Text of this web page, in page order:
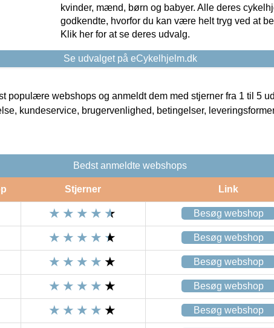
kvinder, mænd, børn og babyer. Alle deres
godkendte, hvorfor du kan være helt tryg ved at
Klik her for at se deres udvalg.
Se udvalget på eCykelhjelm.dk
populære webshops og anmeldt dem med stjerner fra 1 til 5
kundeservice, brugervenlighed, betingelser,
Bedst anmeldte webshops
Stjerner Link
Besøg webshop
Besøg webshop
Besøg webshop
Besøg webshop
Besøg webshop